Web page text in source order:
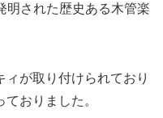
明された歴史ある木管楽
が取り付けられており
おりました。